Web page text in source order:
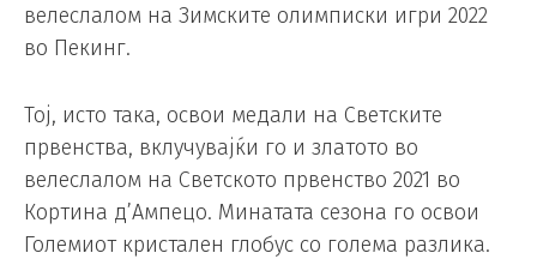
велеслалом на Зимските олимписки игри 2022
во Пекинг.
Тој, исто така, освои медали на Светските
првенства, вклучувајќи го и златото во
велеслалом на Светското првенство 2021 во
Кортина д’Ампецо. Минатата сезона го освои
Големиот кристален глобус со голема разлика.